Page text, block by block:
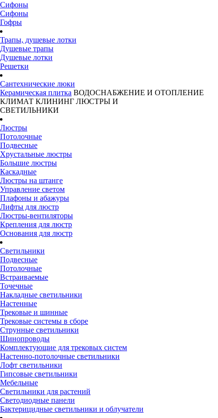
Сифоны
Сифоны
Гофры
Трапы, душевые лотки
Душевые трапы
Душевые лотки
Решетки
Сантехнические люки
Керамическая плитка ВОДОСНАБЖЕНИЕ И ОТОПЛЕНИЕ
КЛИМАТ КЛИНИНГ ЛЮСТРЫ И
СВЕТИЛЬНИКИ
Люстры
Потолочные
Подвесные
Хрустальные люстры
Большие люстры
Каскадные
Люстры на штанге
Управление светом
Плафоны и абажуры
Лифты для люстр
Люстры-вентиляторы
Крепления для люстр
Основания для люстр
Светильники
Подвесные
Потолочные
Встраиваемые
Точечные
Накладные светильники
Настенные
Трековые и шинные
Трековые системы в сборе
Струнные светильники
Шинопроводы
Комплектующие для трековых систем
Настенно-потолочные светильники
Лофт светильники
Гипсовые светильники
Мебельные
Светильники для растений
Светодиодные панели
Бактерицидные светильники и облучатели